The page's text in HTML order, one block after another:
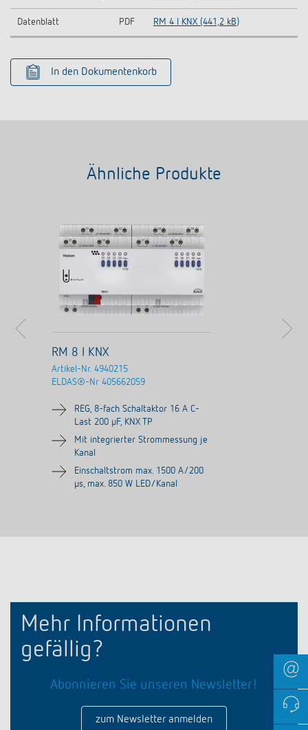
Datenblatt PDF RM 4 I KNX (441,2 kB)
In den Dokumentenkorb
Ähnliche Produkte
RM 8 I KNX
Artikel-Nr. 4940215
ELDAS®-Nr 405662059
REG, 8-fach Schaltaktor 16 A C-
Last 200 µF, KNX TP
Mit integrierter Strommessung je
Kanal
Einschaltstrom max. 1500 A/200
µs, max. 850 W LED/Kanal
Mehr Informationen
gefällig?
Abonnieren Sie unseren Newsletter!
zum Newsletter anmelden